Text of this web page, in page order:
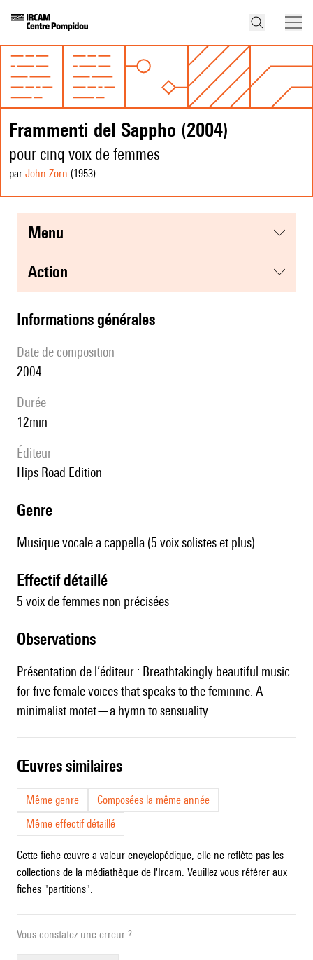
Frammenti del Sappho (2004)
pour cinq voix de femmes
par John Zorn (1953)
menu
action
informations générales
date de composition
2004
durée
12min
éditeur
Hips Road Edition
genre
Musique vocale a cappella (5 voix solistes et plus)
effectif détaillé
5 voix de femmes non précisées
observations
Présentation de l’éditeur : Breathtakingly beautiful music
for five female voices that speaks to the feminine. A
minimalist motet—a hymn to sensuality.
œuvres similaires
Même genre
Composées la même année
Même effectif détaillé
Cette fiche œuvre a valeur encyclopédique, elle ne reflète pas les
collections de la médiathèque de l'Ircam. Veuillez vous référer aux
fiches "partitions".
Vous constatez une erreur ?